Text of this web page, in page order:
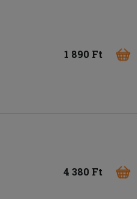
1 890 Ft
4 380 Ft